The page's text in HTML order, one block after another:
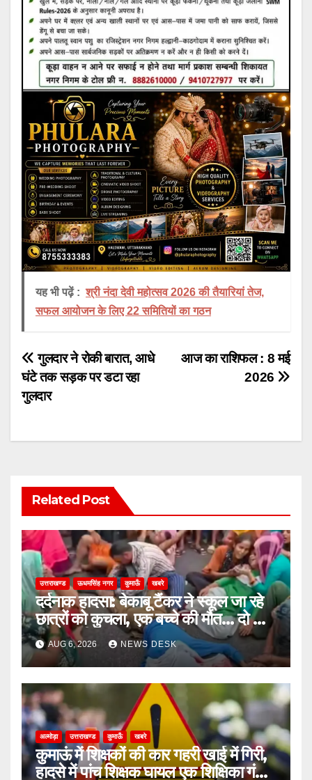
यह भी पढ़ें : श्री नंदा देवी महोत्सव 2026 की तैयारियां तेज,
सफल आयोजन के लिए 22 समितियों का गठन
Post
navigation
आज का राशिफल : 8 मई
2026
गुलदार ने रोकी बारात, आधे
घंटे तक सड़क पर डटा रहा
गुलदार
Related Post
उत्तराखण्ड ऊधमसिंह नगर कुमाऊँ खबरे
दर्दनाक हादसा: बेकाबू टैंकर ने स्कूल जा रहे
छात्रों को कुचला, एक बच्चे की मौत… दो की
हालत गंभीर
AUG 6, 2026 NEWS DESK
अल्मोड़ा उत्तराखण्ड कुमाऊँ खबरे
कुमाऊं में शिक्षकों की कार गहरी खाई में गिरी,
हादसे में पांच शिक्षक घायल एक शिक्षिका गंभीर